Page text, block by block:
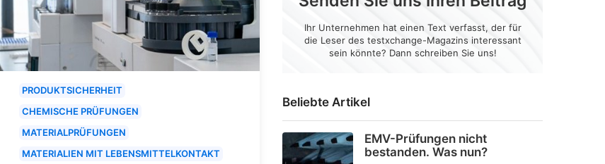
Beliebte Artikel
EMV-Prüfungen nicht
bestanden. Was nun?
Ihr Unternehmen hat einen Text verfasst, der für
die Leser des testxchange-Magazins interessant
sein könnte? Dann schreiben Sie uns!
PRODUKTSICHERHEIT
CHEMISCHE PRÜFUNGEN
MATERIALPRÜFUNGEN
MATERIALIEN MIT LEBENSMITTELKONTAKT